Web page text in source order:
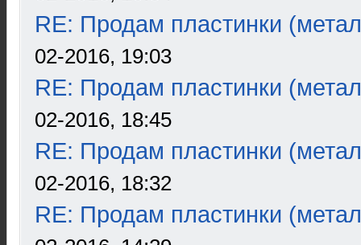
RE: Продам пластинки
02-2016, 19:03
RE: Продам пластинки
02-2016, 18:45
RE: Продам пластинки
02-2016, 18:32
RE: Продам пластинки